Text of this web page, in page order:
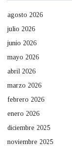
agosto 2026
julio 2026
junio 2026
mayo 2026
abril 2026
marzo 2026
febrero 2026
enero 2026
diciembre 2025
noviembre 2025